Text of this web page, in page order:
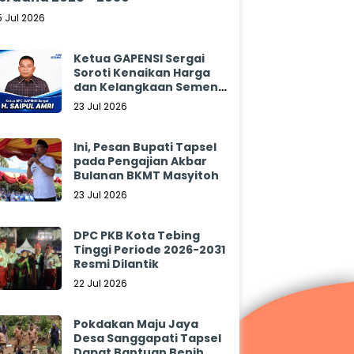
Jul 2026
Ketua GAPENSI Sergai
Soroti Kenaikan Harga
dan Kelangkaan Semen,
Minta Pemerintah
23 Jul 2026
Ini, Pesan Bupati Tapsel
pada Pengajian Akbar
Bulanan BKMT Masyitoh
23 Jul 2026
DPC PKB Kota Tebing
Tinggi Periode 2026-2031
Resmi Dilantik
22 Jul 2026
Pokdakan Maju Jaya
Desa Sanggapati Tapsel